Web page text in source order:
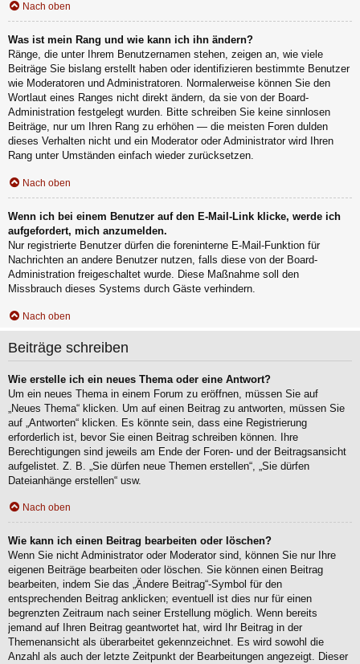
Nach oben
Was ist mein Rang und wie kann ich ihn ändern?
Ränge, die unter Ihrem Benutzernamen stehen, zeigen an, wie viele
Beiträge Sie bislang erstellt haben oder identifizieren bestimmte Benutzer
wie Moderatoren und Administratoren. Normalerweise können Sie den
Wortlaut eines Ranges nicht direkt ändern, da sie von der Board-
Administration festgelegt wurden. Bitte schreiben Sie keine sinnlosen
Beiträge, nur um Ihren Rang zu erhöhen — die meisten Foren dulden
dieses Verhalten nicht und ein Moderator oder Administrator wird Ihren
Rang unter Umständen einfach wieder zurücksetzen.
Nach oben
Wenn ich bei einem Benutzer auf den E-Mail-Link klicke, werde ich
aufgefordert, mich anzumelden.
Nur registrierte Benutzer dürfen die foreninterne E-Mail-Funktion für
Nachrichten an andere Benutzer nutzen, falls diese von der Board-
Administration freigeschaltet wurde. Diese Maßnahme soll den
Missbrauch dieses Systems durch Gäste verhindern.
Nach oben
Beiträge schreiben
Wie erstelle ich ein neues Thema oder eine Antwort?
Um ein neues Thema in einem Forum zu eröffnen, müssen Sie auf
„Neues Thema“ klicken. Um auf einen Beitrag zu antworten, müssen Sie
auf „Antworten“ klicken. Es könnte sein, dass eine Registrierung
erforderlich ist, bevor Sie einen Beitrag schreiben können. Ihre
Berechtigungen sind jeweils am Ende der Foren- und der Beitragsansicht
aufgelistet. Z. B. „Sie dürfen neue Themen erstellen“, „Sie dürfen
Dateianhänge erstellen“ usw.
Nach oben
Wie kann ich einen Beitrag bearbeiten oder löschen?
Wenn Sie nicht Administrator oder Moderator sind, können Sie nur Ihre
eigenen Beiträge bearbeiten oder löschen. Sie können einen Beitrag
bearbeiten, indem Sie das „Ändere Beitrag“-Symbol für den
entsprechenden Beitrag anklicken; eventuell ist dies nur für einen
begrenzten Zeitraum nach seiner Erstellung möglich. Wenn bereits
jemand auf Ihren Beitrag geantwortet hat, wird Ihr Beitrag in der
Themenansicht als überarbeitet gekennzeichnet. Es wird sowohl die
Anzahl als auch der letzte Zeitpunkt der Bearbeitungen angezeigt. Dieser